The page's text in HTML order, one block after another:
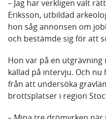
– Jag har verkligen valt
Eriksson, utbildad
hon såg annonsen om
och bestämde sig för att
Hon var på en utgrävning
kallad på intervju. Och
från att undersöka
brottsplatser i region